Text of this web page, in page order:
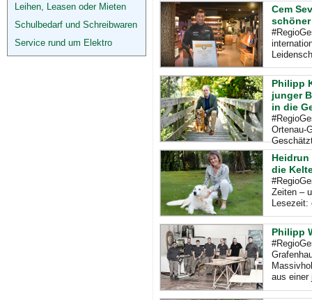
Leihen, Leasen oder Mieten
Schulbedarf und Schreibwaren
Service rund um Elektro
Cem
Philipp
junger
in die
Ortenau-
die
Zeiten –
Lesezeit:
Philipp
aus einer